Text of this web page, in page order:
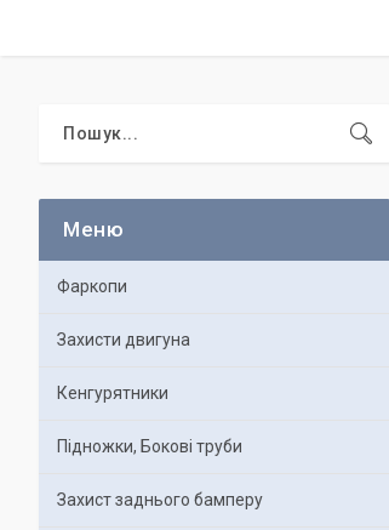
Фаркопи
Захисти двигуна
Кенгурятники
Підножки, Бокові труби
Захист заднього бамперу